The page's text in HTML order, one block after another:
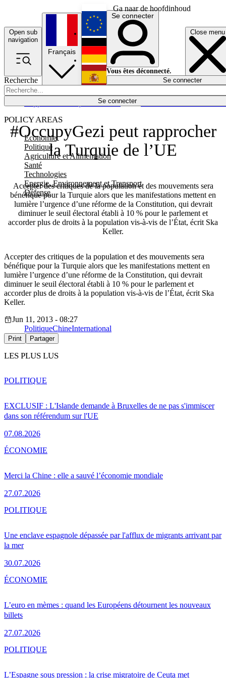
Ga naar de hoofdinhoud
Open sub
navigation
Close menu
Recherche
Se connecter
POLICY AREAS
Economie
Politique
Agriculture et Alimentation
Santé
Technologies
Energie, Environnement et Transport
Défense
Économie
Français
English
Deutsch
Español
Se connecter
Vous êtes déconnecté.
Se connecter
#OccupyGezi peut rapprocher
la Turquie de l’UE
Accepter des critiques de la population et des mouvements sera
bénéfique pour la Turquie alors que les manifestations mettent en
lumière l’urgence d’une réforme de la Constitution, qui devrait
diminuer le seuil électoral établi à 10 % pour le parlement et
accorder plus de droits à la population vis-à-vis de l’État, écrit Ska
Keller.
Accepter des critiques de la population et des mouvements sera
bénéfique pour la Turquie alors que les manifestations mettent en
lumière l’urgence d’une réforme de la Constitution, qui devrait
diminuer le seuil électoral établi à 10 % pour le parlement et
accorder plus de droits à la population vis-à-vis de l’État, écrit Ska
Keller.
Jun 11, 2013 - 08:27
PolitiqueChineInternational
Print Partager
LES PLUS LUS
EXCLUSIF : L'Islande demande à Bruxelles de ne pas s'immiscer
dans son référendum sur l'UE
07.08.2026
POLITIQUE
Merci la Chine : elle a sauvé l’économie mondiale
27.07.2026
ÉCONOMIE
Une enclave espagnole dépassée par l'afflux de migrants arrivant par
la mer
30.07.2026
POLITIQUE
L’euro en mèmes : quand les Européens détournent les nouveaux
billets
27.07.2026
ÉCONOMIE
L’Espagne sous pression : la crise migratoire de Ceuta met
POLITIQUE